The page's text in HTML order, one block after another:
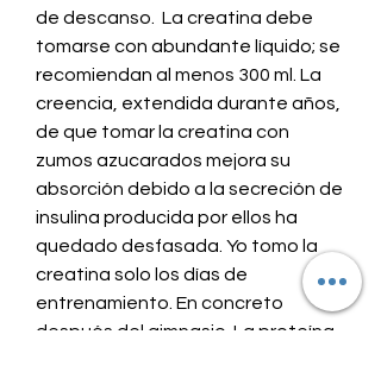
de descanso.  La creatina debe
tomarse con abundante líquido; se
recomiendan al menos 300 ml. La
creencia, extendida durante años,
de que tomar la creatina con
zumos azucarados mejora su
absorción debido a la secreción de
insulina producida por ellos ha
quedado desfasada. Yo tomo la
creatina solo los días de
entrenamiento. En concreto
después del gimnasio. La proteína